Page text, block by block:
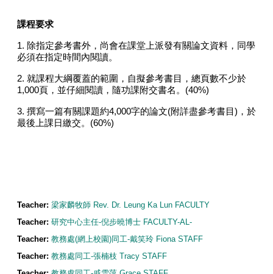
課程要求
1. 除指定參考書外，尚會在課堂上派發有關論文資料，同學
必須在指定時間內閱讀。
2. 就課程大綱覆蓋的範圍，自擬參考書目，總頁數不少於
1,000頁，並仔細閱讀，隨功課附交書名。 (40%)
3. 撰寫一篇有關課題約4,000字的論文(附詳盡參考書目 ) ，於
最後上課日繳交。 (60%)
Teacher: 梁家麟牧師 Rev. Dr. Leung Ka Lun FACULTY
Teacher: 研究中心主任-倪步曉博士 FACULTY-AL-
Teacher: 教務處(網上校園)同工-戴笑玲 Fiona STAFF
Teacher: 教務處同工-張楠枝 Tracy STAFF